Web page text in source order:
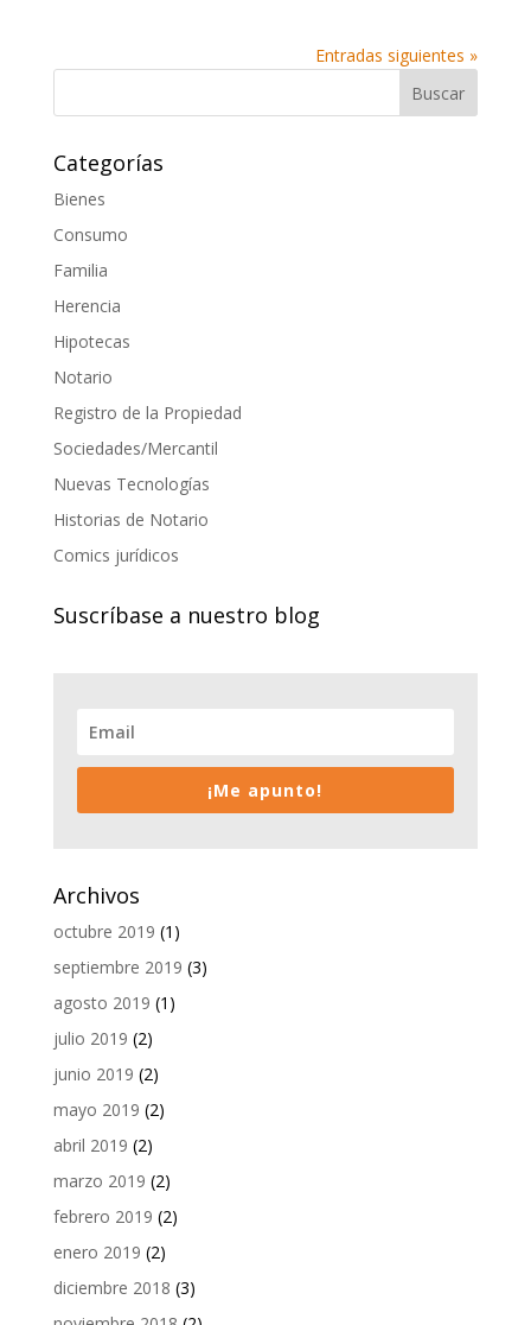
Entradas siguientes »
Categorías
Bienes
Consumo
Familia
Herencia
Hipotecas
Notario
Registro de la Propiedad
Sociedades/Mercantil
Nuevas Tecnologías
Historias de Notario
Comics jurídicos
Suscríbase a nuestro blog
¡Me apunto!
Archivos
octubre 2019 (1)
septiembre 2019 (3)
agosto 2019 (1)
julio 2019 (2)
junio 2019 (2)
mayo 2019 (2)
abril 2019 (2)
marzo 2019 (2)
febrero 2019 (2)
enero 2019 (2)
diciembre 2018 (3)